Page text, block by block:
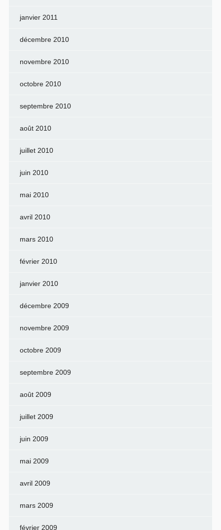
janvier 2011
décembre 2010
novembre 2010
octobre 2010
septembre 2010
août 2010
juillet 2010
juin 2010
mai 2010
avril 2010
mars 2010
février 2010
janvier 2010
décembre 2009
novembre 2009
octobre 2009
septembre 2009
août 2009
juillet 2009
juin 2009
mai 2009
avril 2009
mars 2009
février 2009